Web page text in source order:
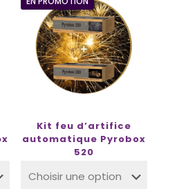
Kit feu d’artifice
automatique Pyrobox
520